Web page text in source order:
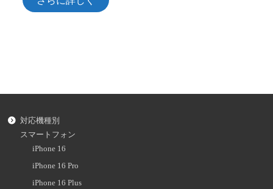
対応機種別
スマートフォン
iPhone 16
iPhone 16 Pro
iPhone 16 Plus